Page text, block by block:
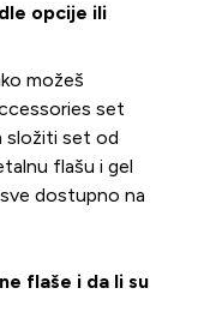
opcije ili
možeš
set
složiti set od
flašu i gel
dostupno na
flaše i da li su